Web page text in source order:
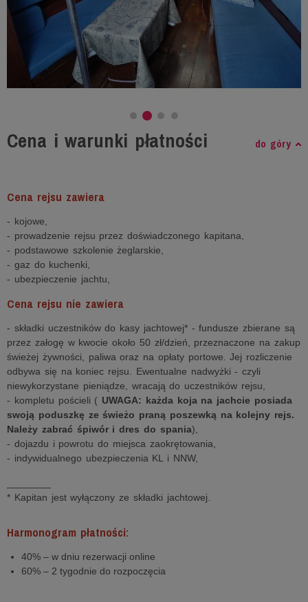
Cena i warunki płatności do góry
Cena rejsu zawiera
- kojowe,
- prowadzenie rejsu przez doświadczonego kapitana,
- podstawowe szkolenie żeglarskie,
- gaz do kuchenki,
- ubezpieczenie jachtu,
Cena rejsu nie zawiera
- składki uczestników do kasy jachtowej* - fundusze zbierane są
przez załogę w kwocie około 50 zł/dzień, przeznaczone na zakup
świeżej żywności, paliwa oraz na opłaty portowe. Jej rozliczenie
odbywa się na koniec rejsu. Ewentualne nadwyżki - czyli
niewykorzystane pieniądze, wracają do uczestników rejsu,
- kompletu pościeli ( UWAGA: każda koja na jachcie posiada
swoją poduszkę ze świeżo praną poszewką na kolejny rejs.
Należy zabrać śpiwór i dres do spania),
- dojazdu i powrotu do miejsca zaokrętowania,
- indywidualnego ubezpieczenia KL i NNW,
* Kapitan jest wyłączony ze składki jachtowej.
Harmonogram płatności:
40% – w dniu rezerwacji online
60% – 2 tygodnie do rozpoczęcia